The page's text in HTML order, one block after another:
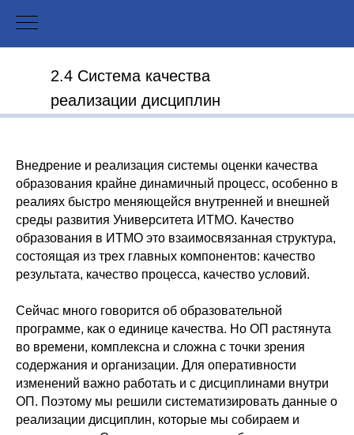
2.4 Система качества
реализации дисциплин
Внедрение и реализация системы оценки качества
образования крайне динамичный процесс, особенно в
реалиях быстро меняющейся внутренней и внешней
среды развития Университета ИТМО. Качество
образования в ИТМО это взаимосвязанная структура,
состоящая из трех главных компонентов: качество
результата, качество процесса, качество условий.
Сейчас много говорится об образовательной
программе, как о единице качества. Но ОП растянута
во времени, комплексна и сложна с точки зрения
содержания и организации. Для оперативности
изменений важно работать и с дисциплинами внутри
ОП. Поэтому мы решили систематизировать данные о
реализации дисциплин, которые мы собираем и